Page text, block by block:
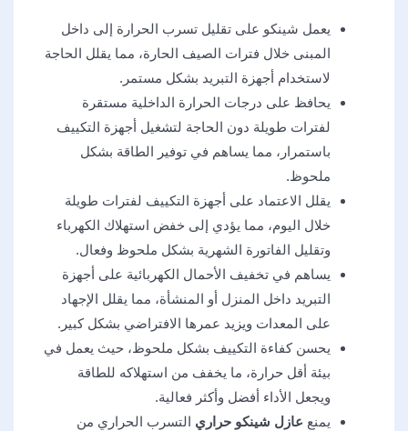
يعمل شينكو على تقليل تسرب الحرارة إلى داخل
المبنى خلال فترات الصيف الحارة، مما يقلل الحاجة
لاستخدام أجهزة التبريد بشكل مستمر.
يحافظ على درجات الحرارة الداخلية مستقرة
لفترات طويلة دون الحاجة لتشغيل أجهزة التكييف
باستمرار، مما يساهم في توفير الطاقة بشكل
ملحوظ.
يقلل الاعتماد على أجهزة التكييف لفترات طويلة
خلال اليوم، مما يؤدي إلى خفض استهلاك الكهرباء
وتقليل الفاتورة الشهرية بشكل ملحوظ وفعال.
يساهم في تخفيف الأحمال الكهربائية على أجهزة
التبريد داخل المنزل أو المنشأة، مما يقلل الإجهاد
على المعدات ويزيد عمرها الافتراضي بشكل كبير.
يحسن كفاءة التكييف بشكل ملحوظ، حيث يعمل في
بيئة أقل حرارة، ما يخفف من استهلاكه للطاقة
ويجعل الأداء أفضل وأكثر فعالية.
يمنع عازل شينكو حراري التسرب الحراري من